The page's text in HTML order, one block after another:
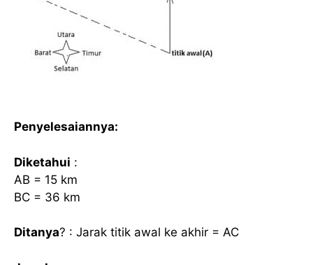
Penyelesaiannya:
Diketahui :
AB = 15 km
BC = 36 km
Ditanya? : Jarak titik awal ke akhir = AC